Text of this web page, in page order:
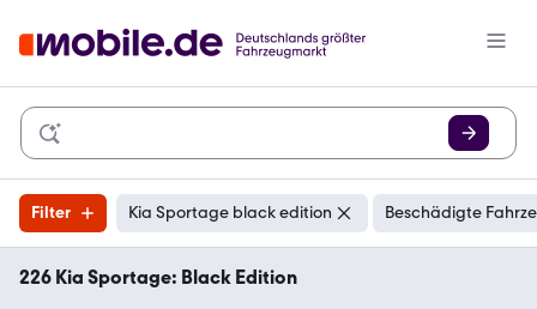
Filter Kia Sportage black edition Beschädigte
226 Kia Sportage: Black Edition